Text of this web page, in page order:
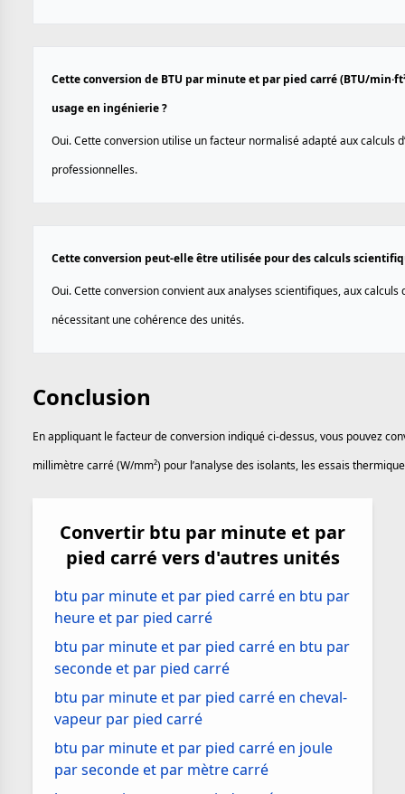
Cette conversion de BTU par minute et par pied carré (BTU/
usage en ingénierie ?
Oui. Cette conversion utilise un facteur normalisé adapté aux calculs
professionnelles.
Cette conversion peut-elle être utilisée pour des calculs
Oui. Cette conversion convient aux analyses scientifiques, aux
nécessitant une cohérence des unités.
Conclusion
En appliquant le facteur de conversion indiqué ci-dessus, vous pouvez
millimètre carré (W/mm²) pour l’analyse des isolants, les essais
Convertir btu par minute et par
pied carré vers d'autres unités
btu par minute et par pied carré en btu par
heure et par pied carré
btu par minute et par pied carré en btu par
seconde et par pied carré
btu par minute et par pied carré en cheval-
vapeur par pied carré
btu par minute et par pied carré en joule
par seconde et par mètre carré